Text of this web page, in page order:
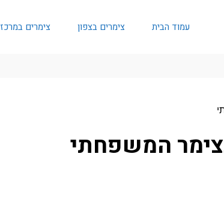
עמוד הבית צימרים בצפון צימרים במרכז
המשפחתי